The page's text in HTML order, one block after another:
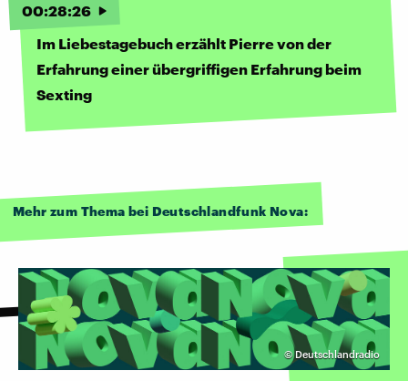
00:28:26
Im Liebestagebuch erzählt Pierre von der
Erfahrung einer übergriffigen Erfahrung beim
Sexting
Mehr zum Thema bei Deutschlandfunk Nova:
©Deutschlandradio